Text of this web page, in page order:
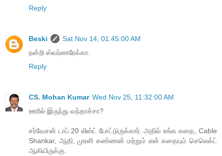
Reply
Beski
Sat Nov 14, 01:45:00 AM
நன்றி ஸ்வர்ணரேக்கா.
Reply
CS. Mohan Kumar Wed Nov 25, 11:32:00 AM
ஊரில் இருந்து வந்தாச்சா?
சர்வேசன் டாப் 20 லிஸ்ட் போட்டுருக்கார். அதில் உங்க கதை, Cable
Shankar, ஆதி, முரளி கண்ணன் மற்றும் என் கதையும் செலெக்ட்
ஆகியிருக்கு.